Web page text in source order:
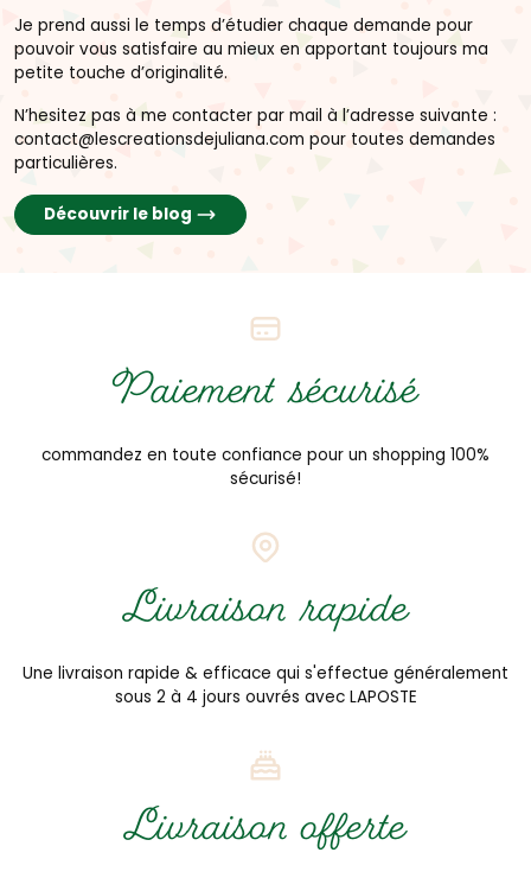
Je prend aussi le temps d’étudier chaque demande pour
pouvoir vous satisfaire au mieux en apportant toujours ma
petite touche d’originalité.
N’hesitez pas à me contacter par mail à l’adresse suivante :
contact@lescreationsdejuliana.com pour toutes demandes
particulières.
Découvrir le blog
Paiement sécurisé
commandez en toute confiance pour un shopping 100%
sécurisé!
Livraison rapide
Une livraison rapide & efficace qui s'effectue généralement
sous 2 à 4 jours ouvrés avec LAPOSTE
Livraison offerte